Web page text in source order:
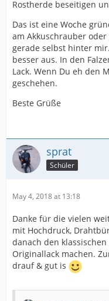
Rostherde beseitigen
Das ist eine Woche
am Akkuschrauber
gerade selbst hinter
besser aus. In den
Lack. Wenn Du eh den
geschehen.
Beste Grüße
sprat
Schüler
May 4, 2018 at 13:18
Danke für die vielen
mit Hochdruck,
danach den
Originallack machen.
drauf & gut is